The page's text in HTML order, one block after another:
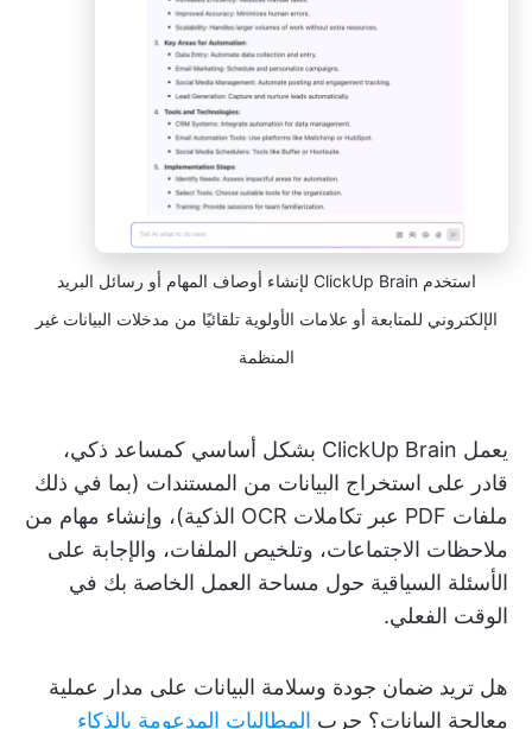
استخدم ClickUp Brain لإنشاء أوصاف المهام أو رسائل البريد
الإلكتروني للمتابعة أو علامات الأولوية تلقائيًا من مدخلات البيانات غير
المنظمة
يعمل ClickUp Brain بشكل أساسي كمساعد ذكي،
قادر على استخراج البيانات من المستندات (بما في ذلك
ملفات PDF عبر تكاملات OCR الذكية)، وإنشاء مهام من
ملاحظات الاجتماعات، وتلخيص الملفات، والإجابة على
الأسئلة السياقية حول مساحة العمل الخاصة بك في
الوقت الفعلي.
هل تريد ضمان جودة وسلامة البيانات على مدار عملية
معالجة البيانات؟ جرب المطالبات المدعومة بالذكاء